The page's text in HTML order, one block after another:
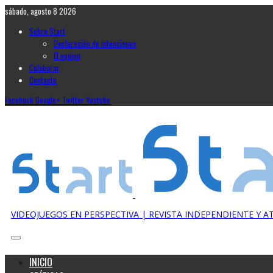
sábado, agosto 8 2026
Sobre Start
Declaración de intenciones
El equipo
Colaborar
Contacto
FacebookGoogle+ TwitterYoutube
VIDEOJUEGOS EN PERSPECTIVA | REVISTA INDEPENDIENTE Y
INICIO